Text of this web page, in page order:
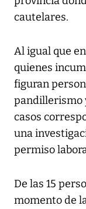
cautelares.
Al igual que
quienes
figuran
pandillerismo
casos
una
permiso
De las 15
momento de